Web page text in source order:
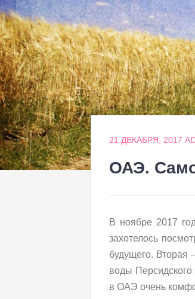
21 ДЕКАБРЯ, 2017
ОАЭ.
В ноябре 2017
захотелось
будущего. Вторая
воды
в ОАЭ очень